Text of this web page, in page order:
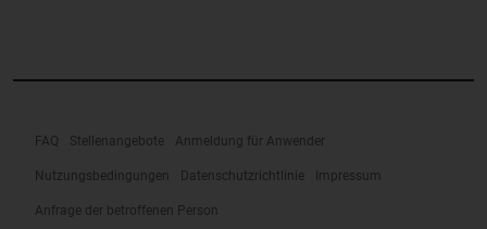
FAQ Stellenangebote Anmeldung für Anwender
Nutzungsbedingungen Datenschutzrichtlinie Impressum
Anfrage der betroffenen Person